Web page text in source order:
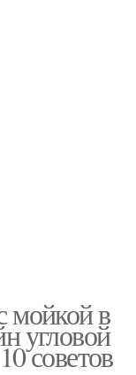
с размерами
мойкой в
угловой
советов